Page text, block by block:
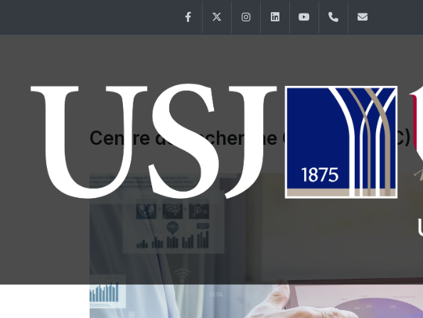
FacebookTwitter InstagramLinkedInYouTube+961 (1) 421 235
Centre de Recherche Clinique (CRC)